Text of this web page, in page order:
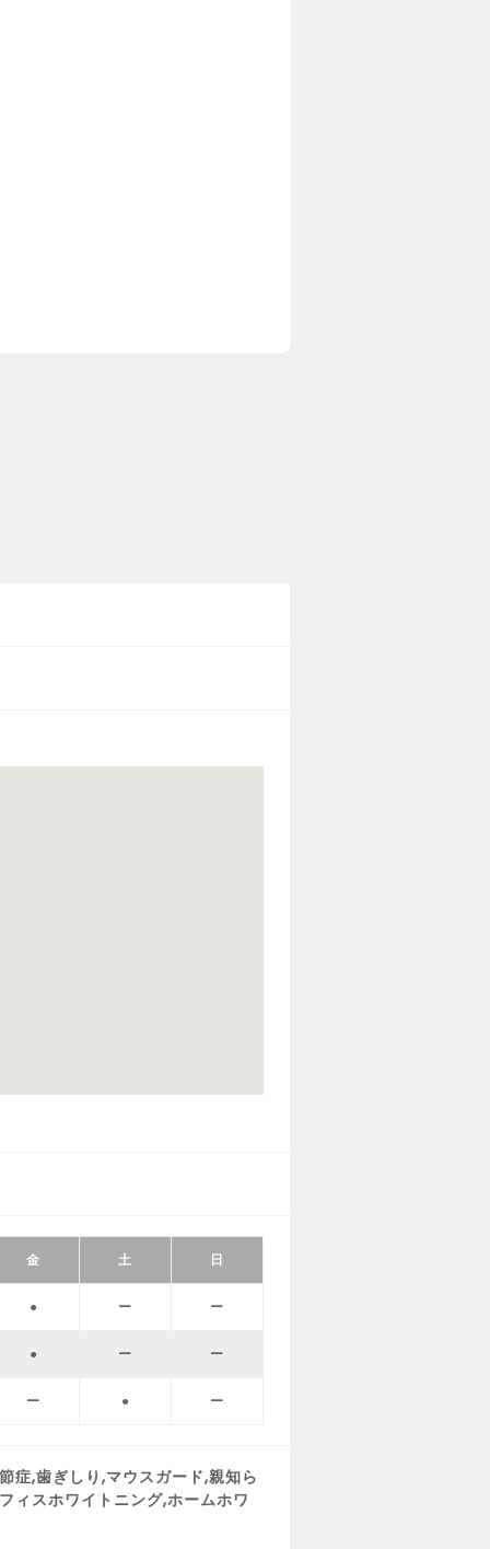
金 土 日
● ー ー
● ー ー
ー ● ー
症,歯ぎしり,マウスガード,親知ら
ィスホワイトニング,ホームホワ